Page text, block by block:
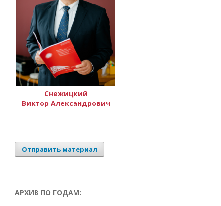
Снежицкий
Виктор Александрович
Отправить материал
АРХИВ ПО ГОДАМ: